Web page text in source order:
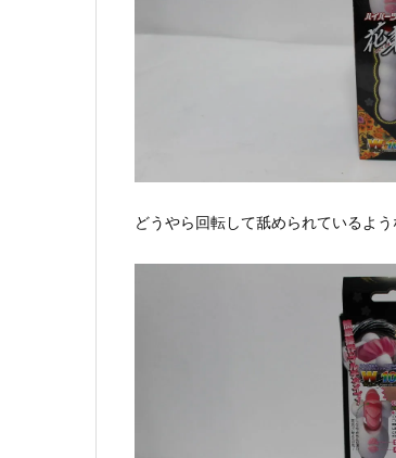
どうやら回転して舐められているよう